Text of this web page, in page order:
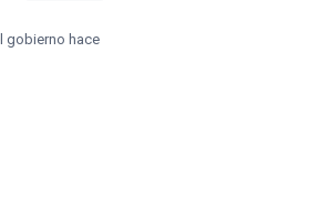
gobierno hace